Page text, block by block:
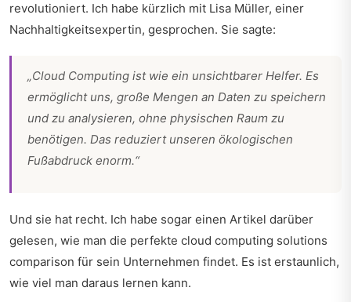
revolutioniert. Ich habe kürzlich mit Lisa Müller, einer
Nachhaltigkeitsexpertin, gesprochen. Sie sagte:
„Cloud Computing ist wie ein unsichtbarer Helfer. Es
ermöglicht uns, große Mengen an Daten zu speichern
und zu analysieren, ohne physischen Raum zu
benötigen. Das reduziert unseren ökologischen
Fußabdruck enorm.“
Und sie hat recht. Ich habe sogar einen Artikel darüber
gelesen, wie man die perfekte cloud computing solutions
comparison für sein Unternehmen findet. Es ist erstaunlich,
wie viel man daraus lernen kann.